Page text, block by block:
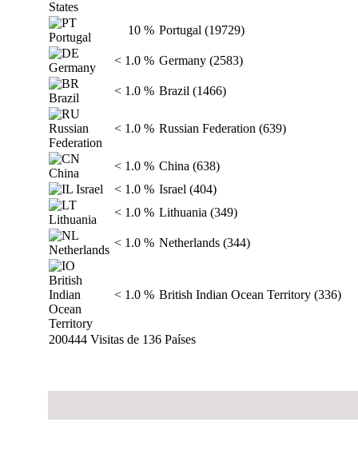
10 % Portugal (19729)
< 1.0 % Germany (2583)
< 1.0 % Brazil (1466)
< 1.0 % Russian Federation (639)
< 1.0 % China (638)
< 1.0 % Israel (404)
< 1.0 % Lithuania (349)
< 1.0 % Netherlands (344)
< 1.0 % British Indian Ocean Territory (336)
200444 Visitas de 136 Países